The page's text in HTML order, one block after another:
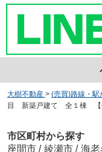
大樹不動産 > (売買)路線・駅
目 新築戸建て 全１棟 【
市区町村から探す
座間市 / 綾瀬市 / 海